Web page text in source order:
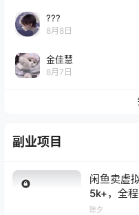
???
8月8日
金佳慧
8月7日
副业项目
闲鱼卖虚
5k+，全
除夕